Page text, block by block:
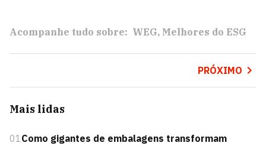
Acompanhe tudo sobre: WEG Melhores do ESG
PRÓXIMO
Mais lidas
01Como gigantes de embalagens transformam